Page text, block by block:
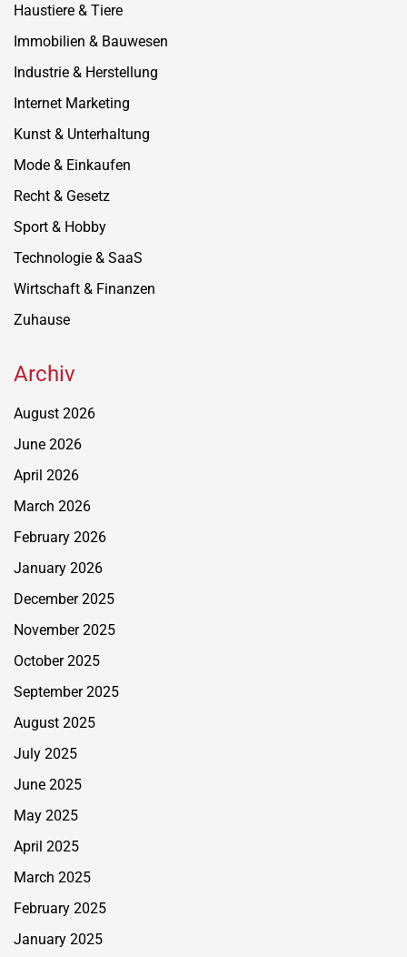
Haustiere & Tiere
Immobilien & Bauwesen
Industrie & Herstellung
Internet Marketing
Kunst & Unterhaltung
Mode & Einkaufen
Recht & Gesetz
Sport & Hobby
Technologie & SaaS
Wirtschaft & Finanzen
Zuhause
Archiv
August 2026
June 2026
April 2026
March 2026
February 2026
January 2026
December 2025
November 2025
October 2025
September 2025
August 2025
July 2025
June 2025
May 2025
April 2025
March 2025
February 2025
January 2025